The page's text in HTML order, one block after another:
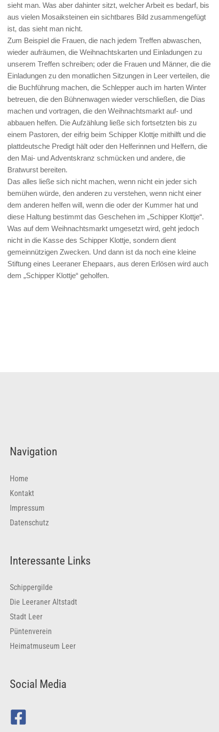
sieht man. Was aber dahinter sitzt, welcher Arbeit es bedarf, bis
aus vielen Mosaiksteinen ein sichtbares Bild zusammengefügt
ist, das sieht man nicht.
Zum Beispiel die Frauen, die nach jedem Treffen abwaschen,
wieder aufräumen, die Weihnachtskarten und Einladungen zu
unserem Treffen schreiben; oder die Frauen und Männer, die die
Einladungen zu den monatlichen Sitzungen in Leer verteilen, die
die Buchführung machen, die Schlepper auch im harten Winter
betreuen, die den Bühnenwagen wieder verschließen, die Dias
machen und vortragen, die den Weihnachtsmarkt auf- und
abbauen helfen. Die Aufzählung ließe sich fortsetzten bis zu
einem Pastoren, der eifrig beim Schipper Klottje mithilft und die
plattdeutsche Predigt hält oder den Helferinnen und Helfern, die
den Mai- und Adventskranz schmücken und andere, die
Bratwurst bereiten.
Das alles ließe sich nicht machen, wenn nicht ein jeder sich
bemühen würde, den anderen zu verstehen, wenn nicht einer
dem anderen helfen will, wenn die oder der Kummer hat und
diese Haltung bestimmt das Geschehen im „Schipper Klottje“.
Was auf dem Weihnachtsmarkt umgesetzt wird, geht jedoch
nicht in die Kasse des Schipper Klottje, sondern dient
gemeinnützigen Zwecken. Und dann ist da noch eine kleine
Stiftung eines Leeraner Ehepaars, aus deren Erlösen wird auch
dem „Schipper Klottje“ geholfen.
Navigation
Home
Kontakt
Impressum
Datenschutz
Interessante Links
Schippergilde
Die Leeraner Altstadt
Stadt Leer
Püntenverein
Heimatmuseum Leer
Social Media